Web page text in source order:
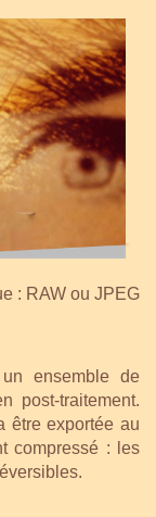
: RAW ou JPEG
ensemble de
post-traitement.
être exportée au
compressé : les